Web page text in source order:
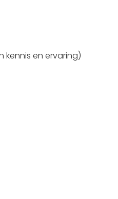
kennis en ervaring)